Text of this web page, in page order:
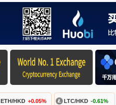
ETH/HKD +0.05% LTC/HKD -0.61%